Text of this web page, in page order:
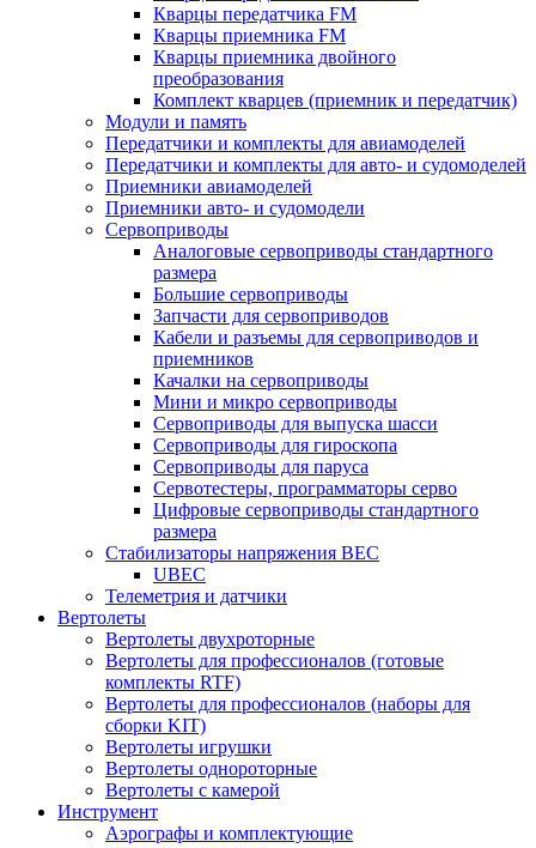
Кварцы передатчика FM
Кварцы приемника FM
Кварцы приемника двойного
преобразования
Комплект кварцев (приемник и передатчик)
Модули и память
Передатчики и комплекты для авиамоделей
Передатчики и комплекты для авто- и судомоделей
Приемники авиамоделей
Приемники авто- и судомодели
Сервоприводы
Аналоговые сервоприводы стандартного
размера
Большие сервоприводы
Запчасти для сервоприводов
Кабели и разъемы для сервоприводов и
приемников
Качалки на сервоприводы
Мини и микро сервоприводы
Сервоприводы для выпуска шасси
Сервоприводы для гироскопа
Сервоприводы для паруса
Сервотестеры, программаторы серво
Цифровые сервоприводы стандартного
размера
Стабилизаторы напряжения BEC
UBEC
Телеметрия и датчики
Вертолеты
Вертолеты двухроторные
Вертолеты для профессионалов (готовые
комплекты RTF)
Вертолеты для профессионалов (наборы для
сборки KIT)
Вертолеты игрушки
Вертолеты однороторные
Вертолеты с камерой
Инструмент
Аэрографы и комплектующие